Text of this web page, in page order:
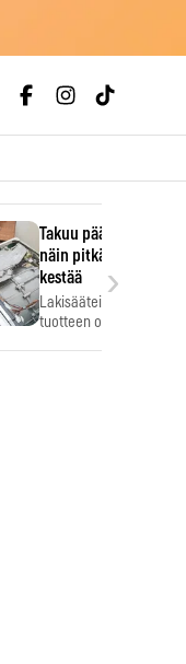
Takuu päättyi,
näin pitkään
kestää
Lakisääteinen
tuotteen oletetun
›